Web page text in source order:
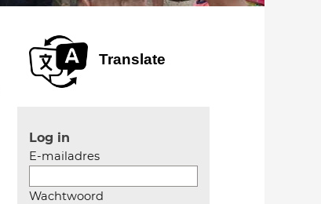
Translate
Log in
E-mailadres
Wachtwoord